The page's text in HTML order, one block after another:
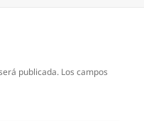
publicada. Los campos